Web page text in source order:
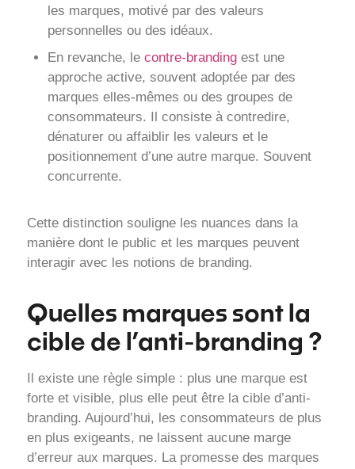
les marques, motivé par des valeurs
personnelles ou des idéaux.
En revanche, le contre-brandingest une
approche active, souvent adoptée par des
marques elles-mêmes ou des groupes de
consommateurs. Il consiste à contredire,
dénaturer ou affaiblir les valeurs et le
positionnement d’une autre marque. Souvent
concurrente.
Cette distinction souligne les nuances dans la
manière dont le public et les marques peuvent
interagir avec les notions de branding.
Quelles marques sont la
cible de l’anti-branding ?
Il existe une règle simple : plus une marque est
forte et visible, plus elle peut être la cible d’anti-
branding. Aujourd’hui, les consommateurs de plus
en plus exigeants, ne laissent aucune marge
d’erreur aux marques. La promesse des marques